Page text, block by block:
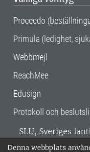
Denna webbplats
Proceedo
Primula (ledighet,
Webbmejl
ReachMee
Edusign
Protokoll och
SLU, Sveriges
verksamhet över